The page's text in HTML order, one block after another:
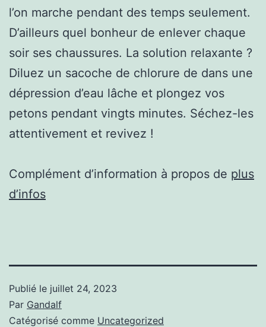
l’on marche pendant des temps seulement.
D’ailleurs quel bonheur de enlever chaque
soir ses chaussures. La solution relaxante ?
Diluez un sacoche de chlorure de dans une
dépression d’eau lâche et plongez vos
petons pendant vingts minutes. Séchez-les
attentivement et revivez !
Complément d’information à propos de plus
d’infos
Publié le juillet 24, 2023
Par Gandalf
Catégorisé comme Uncategorized